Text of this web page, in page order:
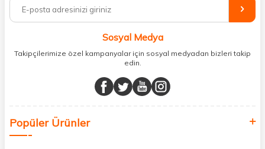
%100 orijinal kozmetik ve sağlık ürünleriyle güzelliğinizi tamamlayabilir,
vücudunuzu desteklemek için güvenilir takviye edici gıdalara
minerallere kadar binlerce ürünü uygun fiyat ve hızlı kargo avantajıyla
sunuyoruz.
buluşturuyor ve online alışveriş deneyiminizi en iyi hale getiriyoruz.
Sağlık, güzellik ve iyi yaşam için aradığınız her şey burada!
değer katmak için bize katılın!
Sosyal Medya
Takipçilerimize özel kampanyalar için sosyal medyadan bizleri takip
edin.
Popüler Ürünler